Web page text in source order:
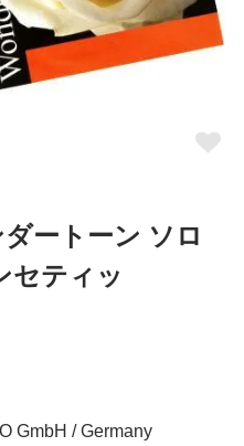
ートーン ソロ
セティッ
GmbH / Germany